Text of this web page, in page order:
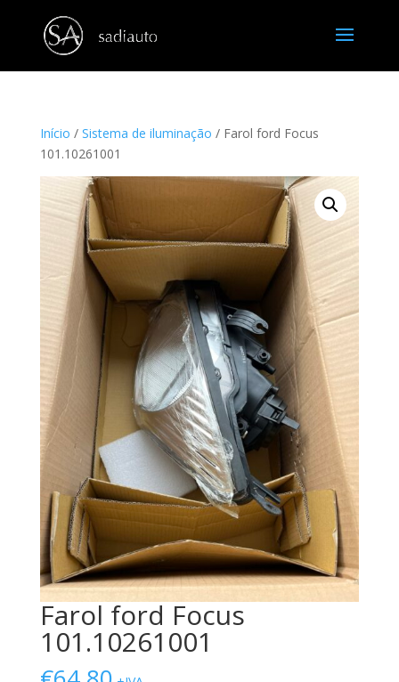
Início / Sistema de iluminação / Farol ford Focus
101.10261001
Farol ford Focus
101.10261001